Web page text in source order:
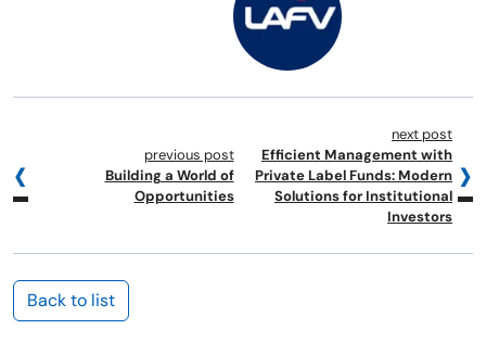
previous post
Building a World of
Opportunities
next post
Efficient Management with
Private Label Funds: Modern
Solutions for Institutional
Investors
Back to list